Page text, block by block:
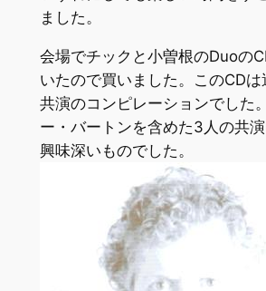
ました。
会場でチックと小曽根のDuoの
いたので買いました。このCD
共演のコンピレーションでした
ー・バートンを含めた3人の共
興味深いものでした。